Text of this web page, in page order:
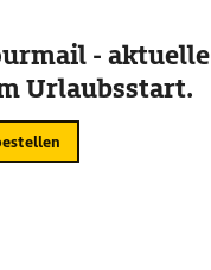
- aktuelle
Urlaubsstart.